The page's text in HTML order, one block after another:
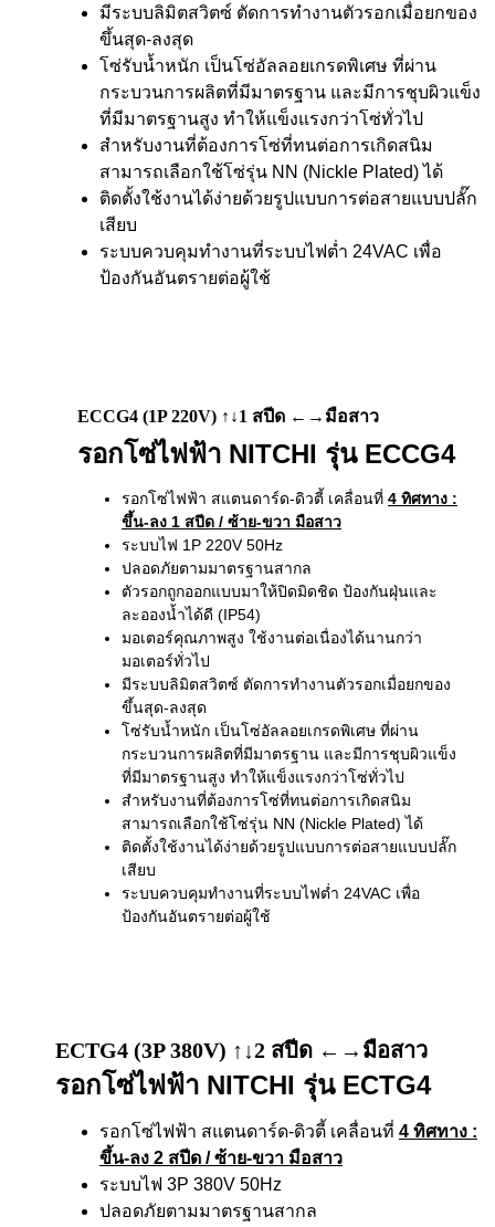
มีระบบลิมิตสวิตซ์ ตัดการทำงานตัวรอกเมื่อยกของ
ขึ้นสุด-ลงสุด
โซ่รับน้ำหนัก เป็นโซ่อัลลอยเกรดพิเศษ ที่ผ่าน
กระบวนการผลิตที่มีมาตรฐาน และมีการชุบผิวแข็ง
ที่มีมาตรฐานสูง ทำให้แข็งแรงกว่าโซ่ทั่วไป
สำหรับงานที่ต้องการโซ่ที่ทนต่อการเกิดสนิม
สามารถเลือกใช้โซ่รุ่น NN (Nickle Plated) ได้
ติดตั้งใช้งานได้ง่ายด้วยรูปแบบการต่อสายแบบปลั๊ก
เสียบ
ระบบควบคุมทำงานที่ระบบไฟต่ำ 24VAC เพื่อ
ป้องกันอันตรายต่อผู้ใช้
ECCG4 (1P 220V) ↑↓1 สปีด ←→มือสาว
รอกโซ่ไฟฟ้า NITCHI รุ่น ECCG4
รอกโซ่ไฟฟ้า สแตนดาร์ด-ดิวตี้ เคลื่อนที่ 4 ทิศทาง :
ขึ้น-ลง 1 สปีด / ซ้าย-ขวา มือสาว
ระบบไฟ 1P 220V 50Hz
ปลอดภัยตามมาตรฐานสากล
ตัวรอกถูกออกแบบมาให้ปิดมิดชิด ป้องกันฝุ่นและ
ละอองน้ำได้ดี (IP54)
มอเตอร์คุณภาพสูง ใช้งานต่อเนื่องได้นานกว่า
มอเตอร์ทั่วไป
มีระบบลิมิตสวิตซ์ ตัดการทำงานตัวรอกเมื่อยกของ
ขึ้นสุด-ลงสุด
โซ่รับน้ำหนัก เป็นโซ่อัลลอยเกรดพิเศษ ที่ผ่าน
กระบวนการผลิตที่มีมาตรฐาน และมีการชุบผิวแข็ง
ที่มีมาตรฐานสูง ทำให้แข็งแรงกว่าโซ่ทั่วไป
สำหรับงานที่ต้องการโซ่ที่ทนต่อการเกิดสนิม
สามารถเลือกใช้โซ่รุ่น NN (Nickle Plated) ได้
ติดตั้งใช้งานได้ง่ายด้วยรูปแบบการต่อสายแบบปลั๊ก
เสียบ
ระบบควบคุมทำงานที่ระบบไฟต่ำ 24VAC เพื่อ
ป้องกันอันตรายต่อผู้ใช้
ECTG4 (3P 380V) ↑↓2 สปีด ←→มือสาว
รอกโซ่ไฟฟ้า NITCHI รุ่น ECTG4
รอกโซ่ไฟฟ้า สแตนดาร์ด-ดิวตี้ เคลื่อนที่ 4 ทิศทาง :
ขึ้น-ลง 2 สปีด / ซ้าย-ขวา มือสาว
ระบบไฟ 3P 380V 50Hz
ปลอดภัยตามมาตรฐานสากล